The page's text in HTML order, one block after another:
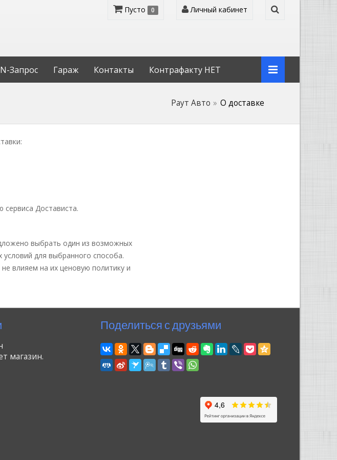
Пусто 0 Личный кабинет
Запрос Гараж Контакты Контрафакту НЕТ
Раут Авто О доставке
Достависта.
выбрать один из возможных
условий для выбранного способа.
влияем на их ценовую политику и
магазин.
Поделиться с друзьями